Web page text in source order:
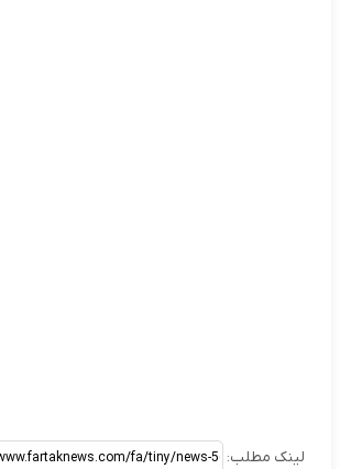
لینک مطلب: